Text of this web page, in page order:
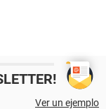
Ver un ejemplo